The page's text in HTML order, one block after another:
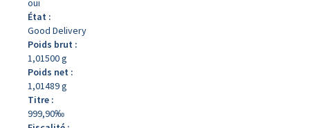
oui
État :
Good Delivery
Poids brut :
1,01500 g
Poids net :
1,01489 g
Titre :
999,90‰